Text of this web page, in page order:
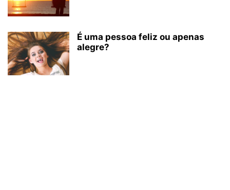
É uma pessoa feliz ou apenas
alegre?